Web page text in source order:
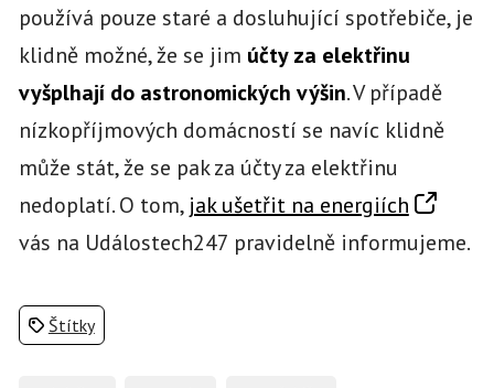
používá pouze staré a dosluhující spotřebiče, je
klidně možné, že se jim účty za elektřinu
vyšplhají do astronomických výšin. V případě
nízkopříjmových domácností se navíc klidně
může stát, že se pak za účty za elektřinu
nedoplatí. O tom, jak ušetřit na energiích
vás na Událostech247 pravidelně informujeme.
Štítky